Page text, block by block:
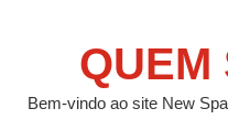
QUEM
Bem-vindo ao site New